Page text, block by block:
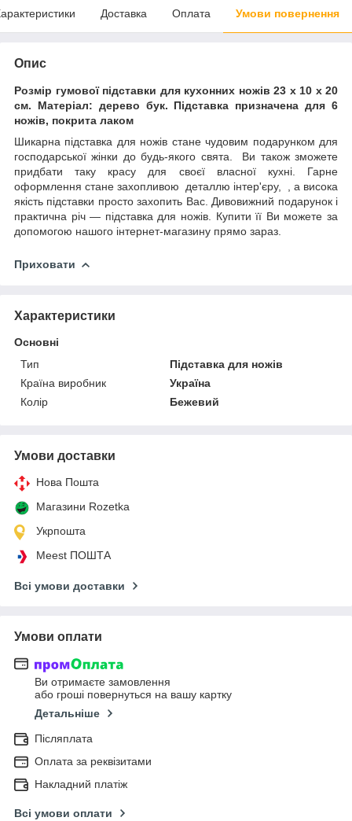
Доставка Оплата Умови повернення
Опис
Розмір гумової підставки для кухонних ножів 23 х 10 х 20
см. Матеріал: дерево бук. Підставка призначена для 6
ножів, покрита лаком
Шикарна підставка для ножів стане чудовим подарунком для
господарської жінки до будь-якого свята. Ви також зможете
придбати таку красу для своєї власної кухні. Гарне
оформлення стане захопливою деталлю інтер'єру, , а висока
якість підставки просто захопить Вас. Дивовижний подарунок і
практична річ — підставка для ножів. Купити її Ви можете за
допомогою нашого інтернет-магазину прямо зараз.
Приховати
Характеристики
Основні
Тип
Підставка для ножів
Країна виробник
Україна
Колір
Бежевий
Умови доставки
Нова Пошта
Магазини Rozetka
Укрпошта
Meest ПОШТА
Всі умови доставки
Умови оплати
Ви отримаєте замовлення
або гроші повернуться на вашу картку
Детальніше
Післяплата
Оплата за реквізитами
Накладний платіж
Всі умови оплати